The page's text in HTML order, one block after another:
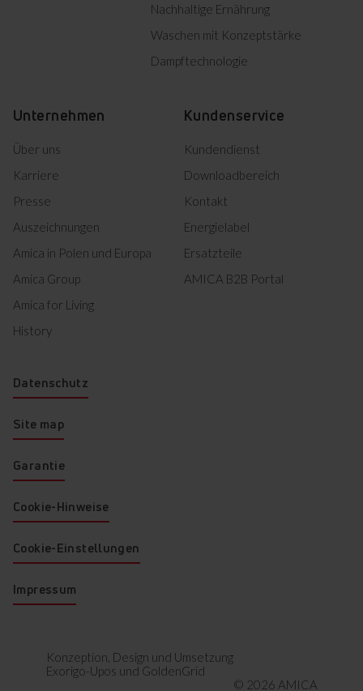
Alles herunterladen (11)
Markiertes herunterladen
Nachhaltige Ernährung
Waschen mit Konzeptstärke
Dampftechnologie
Unternehmen
Über uns
Karriere
Presse
Auszeichnungen
Amica in Polen und Europa
Amica Group
Amica for Living
History
Kundenservice
Kundendienst
Downloadbereich
Kontakt
Energielabel
Ersatzteile
AMICA B2B Portal
Konzeption, Design und Umsetzung
Exorigo-Upos und GoldenGrid
© 2026 AMICA
Datenschutz
Site map
Garantie
Cookie-Hinweise
Cookie-Einstellungen
Impressum